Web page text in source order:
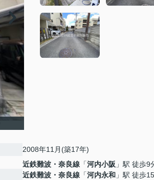
2008年11月(築17年)
近鉄難波・奈良線 「河内小阪 」駅 徒歩9
近鉄難波・奈良線 「河内永和 」駅 徒歩